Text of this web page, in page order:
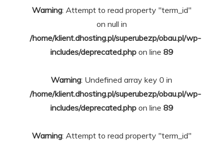
Warning: Attempt to read property "term_id"
on null in
/home/klient.dhosting.pl/superubezp/obau.pl/wp-
includes/deprecated.phpon line 89
Warning: Undefined array key 0 in
/home/klient.dhosting.pl/superubezp/obau.pl/wp-
includes/deprecated.phpon line 89
Warning: Attempt to read property "term_id"